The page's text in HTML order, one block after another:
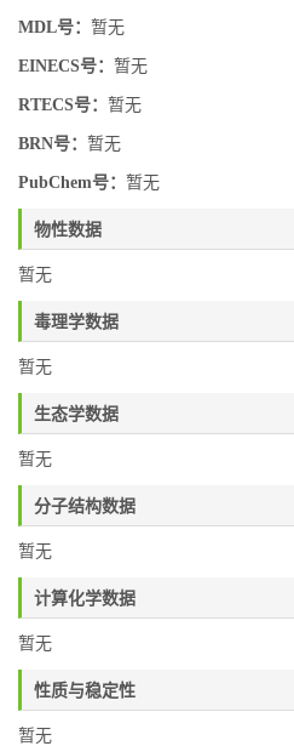
MDL号： 暂无
EINECS号： 暂无
RTECS号： 暂无
BRN号： 暂无
PubChem号： 暂无
物性数据
暂无
毒理学数据
暂无
生态学数据
暂无
分子结构数据
暂无
计算化学数据
暂无
性质与稳定性
暂无